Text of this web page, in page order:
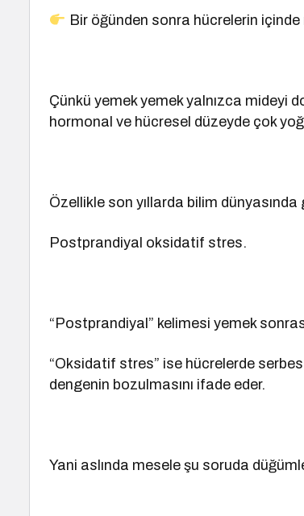
Bir öğünden sonra hücrelerin içinde
Çünkü yemek yemek yalnızca mideyi
hormonal ve hücresel düzeyde çok
Özellikle son yıllarda bilim
Postprandiyal oksidatif stres.
“Postprandiyal” kelimesi yemek
“Oksidatif stres” ise hücrelerde
dengenin bozulmasını ifade eder.
Yani aslında mesele şu soruda